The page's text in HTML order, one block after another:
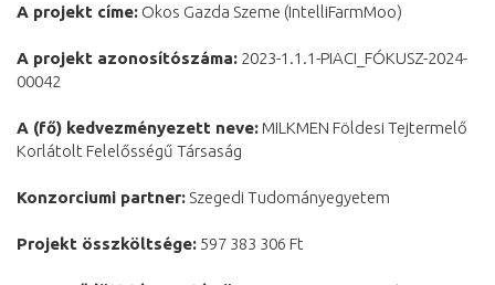
A projekt címe: Okos Gazda Szeme (IntelliFarmMoo)
A projekt azonosítószáma: 2023-1.1.1-PIACI_FÓKUSZ-2024-
00042
A (fő) kedvezményezett neve: MILKMEN Földesi Tejtermelő
Korlátolt Felelősségű Társaság
Konzorciumi partner: Szegedi Tudományegyetem
Projekt összköltsége: 597 383 306 Ft